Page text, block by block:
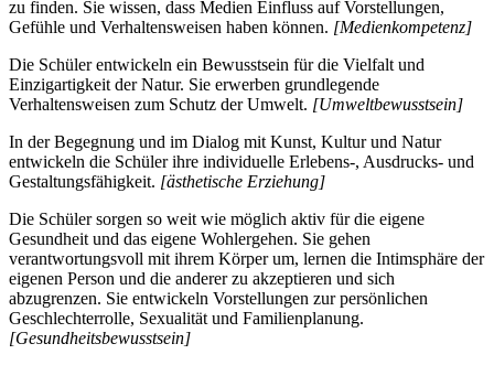
zu finden. Sie wissen, dass Medien Einfluss auf Vorstellungen,
Gefühle und Verhaltensweisen haben können. [Medienkompetenz]
Die Schüler entwickeln ein Bewusstsein für die Vielfalt und
Einzigartigkeit der Natur. Sie erwerben grundlegende
Verhaltensweisen zum Schutz der Umwelt. [Umweltbewusstsein]
In der Begegnung und im Dialog mit Kunst, Kultur und Natur
entwickeln die Schüler ihre individuelle Erlebens-, Ausdrucks- und
Gestaltungsfähigkeit. [ästhetische Erziehung]
Die Schüler sorgen so weit wie möglich aktiv für die eigene
Gesundheit und das eigene Wohlergehen. Sie gehen
verantwortungsvoll mit ihrem Körper um, lernen die Intimsphäre der
eigenen Person und die anderer zu akzeptieren und sich
abzugrenzen. Sie entwickeln Vorstellungen zur persönlichen
Geschlechterrolle, Sexualität und Familienplanung.
[Gesundheitsbewusstsein]